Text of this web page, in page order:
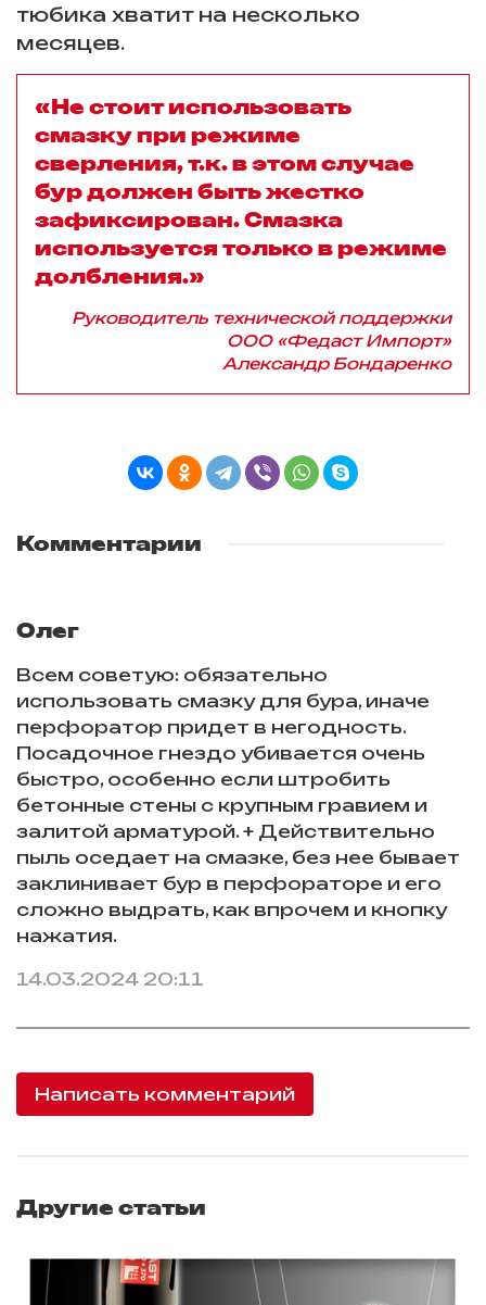
тюбика хватит на несколько
месяцев.
«Не стоит использовать
смазку при режиме
сверления, т.к. в этом случае
бур должен быть жестко
зафиксирован. Смазка
используется только в режиме
долбления.»
Руководитель технической поддержки
ООО «Федаст Импорт»
Александр Бондаренко
Комментарии
Олег
Всем советую: обязательно
использовать смазку для бура, иначе
перфоратор придет в негодность.
Посадочное гнездо убивается очень
быстро, особенно если штробить
бетонные стены с крупным гравием и
залитой арматурой. + Действительно
пыль оседает на смазке, без нее бывает
заклинивает бур в перфораторе и его
сложно выдрать, как впрочем и кнопку
нажатия.
14.03.2024 20:11
Написать комментарий
Другие статьи